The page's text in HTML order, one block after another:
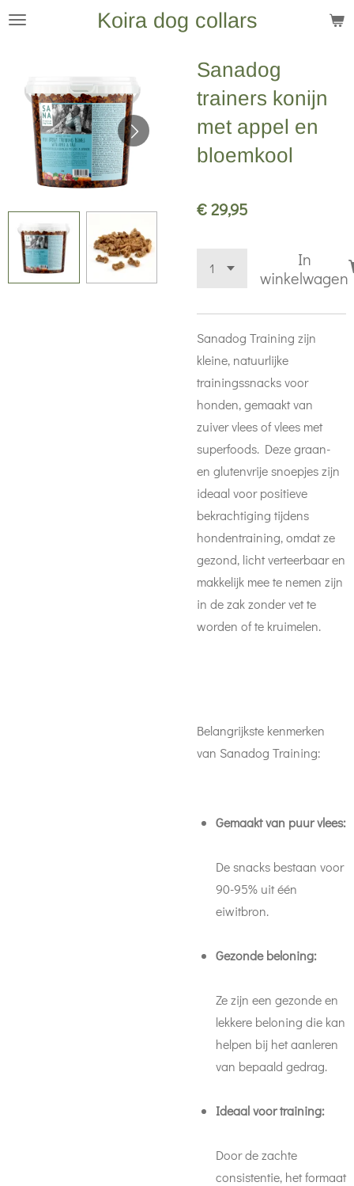
Ga
hoofdinhoud
Koira dog collars
Sanadog
trainers konijn
met appel en
bloemkool
€ 29,95
In
winkelwagen
Sanadog Training zijn
kleine, natuurlijke
trainingssnacks voor
honden, gemaakt van
zuiver vlees of vlees met
superfoods. Deze graan-
en glutenvrije snoepjes zijn
ideaal voor positieve
bekrachtiging tijdens
hondentraining, omdat ze
gezond, licht verteerbaar en
makkelijk mee te nemen zijn
in de zak zonder vet te
worden of te kruimelen.
Belangrijkste kenmerken
van Sanadog Training:
Gemaakt van puur vlees:
De snacks bestaan voor
90-95% uit één
eiwitbron.
Gezonde beloning:
Ze zijn een gezonde en
lekkere beloning die kan
helpen bij het aanleren
van bepaald gedrag.
Ideaal voor training:
Door de zachte
consistentie, het formaat